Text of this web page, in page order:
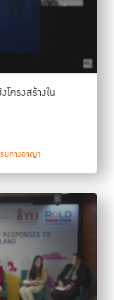
ครงสร้างใน
มทางอาญา